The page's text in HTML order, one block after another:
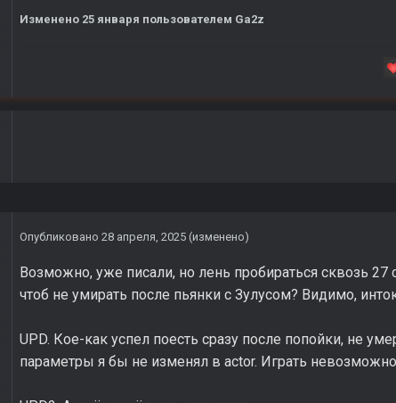
Изменено 25 января пользователем Ga2z
Опубликовано 28 апреля, 2025 (изменено)
Возможно, уже писали, но лень пробираться сквозь
чтоб не умирать после пьянки с Зулусом? Видимо,
UPD. Кое-как успел поесть сразу после попойки, не
параметры я бы не изменял в actor. Играть